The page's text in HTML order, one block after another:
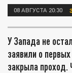
08 АВГУСТА 20:30
У Запада не
заявили о
закрыла проход.